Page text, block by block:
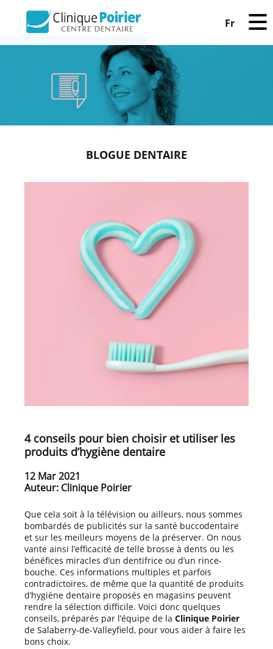
Fr
BLOGUE DENTAIRE
4 conseils pour bien choisir et utiliser les
produits d’hygiène dentaire
12 Mar 2021
Auteur: Clinique Poirier
Que cela soit à la télévision ou ailleurs, nous sommes
bombardés de publicités sur la santé buccodentaire
et sur les meilleurs moyens de la préserver. On nous
vante ainsi l’efficacité de telle brosse à dents ou les
bénéfices miracles d’un dentifrice ou d’un rince-
bouche. Ces informations multiples et parfois
contradictoires, de même que la quantité de produits
d’hygiène dentaire proposés en magasins peuvent
rendre la sélection difficile. Voici donc quelques
conseils, préparés par l’équipe de la Clinique Poirier
de Salaberry-de-Valleyfield, pour vous aider à faire les
bons choix.